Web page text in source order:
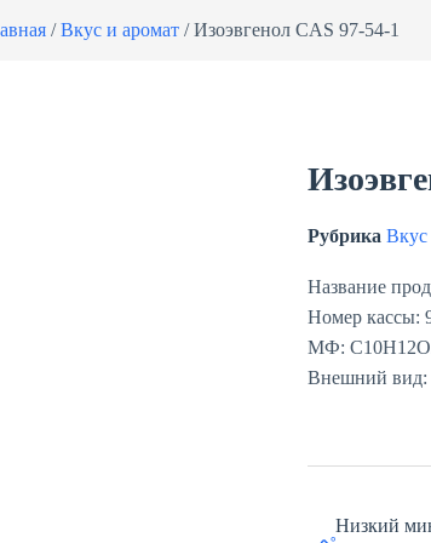
/Вкус и аромат/ Изоэвгенол CAS 97-54-1
Рубрика Вкус
Название
Номер кассы:
МФ:
Внешний вид:
Низкий